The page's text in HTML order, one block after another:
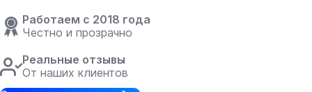
Работаем с 2018 года
Честно и прозрачно
Реальные отзывы
От наших клиентов